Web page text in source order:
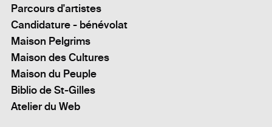
Parcours d'artistes
Candidature - bénévolat
Maison Pelgrims
Maison des Cultures
Maison du Peuple
Biblio de St-Gilles
Atelier du Web